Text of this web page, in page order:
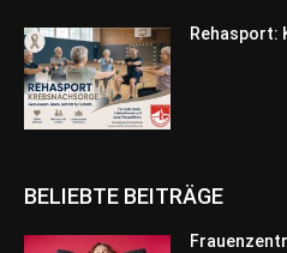
Rehasport:
BELIEBTE BEITRÄGE